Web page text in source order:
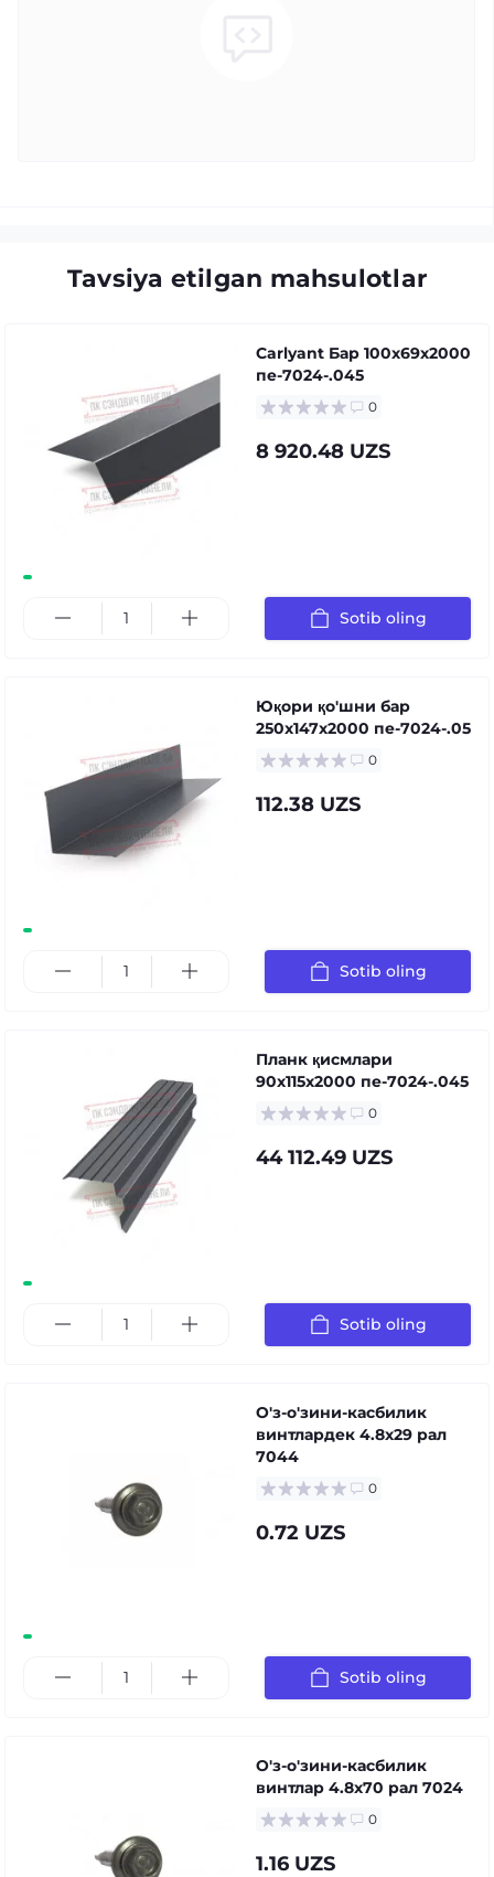
Tavsiya etilgan mahsulotlar
Carlyant Бар 100x69x2000
пе-7024-.045
0
8 920.48 UZS
Sotib oling
Юқори қо'шни бар
250x147x2000 пе-7024-.05
0
112.38 UZS
Sotib oling
Планк қисмлари
90x115x2000 пе-7024-.045
0
44 112.49 UZS
Sotib oling
О'з-о'зини-касбилик
винтлардек 4.8x29 рал
7044
0
0.72 UZS
Sotib oling
О'з-о'зини-касбилик
винтлар 4.8x70 рал 7024
0
1.16 UZS